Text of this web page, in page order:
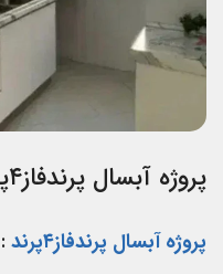
پروژه آبسال پرندفاز۴پرند
پروژه آبسال پرندفاز۴پرند :